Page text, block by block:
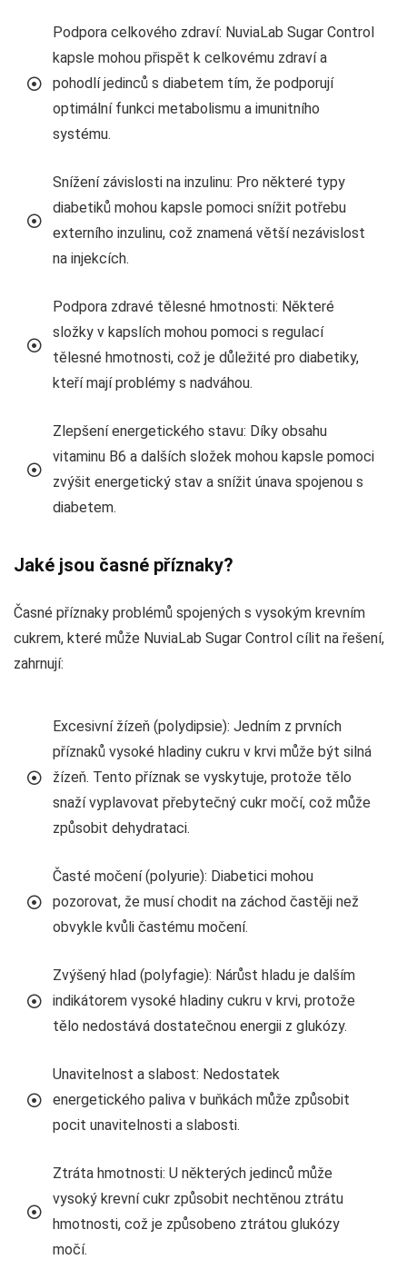
Podpora celkového zdraví: NuviaLab Sugar Control
kapsle mohou přispět k celkovému zdraví a
pohodlí jedinců s diabetem tím, že podporují
optimální funkci metabolismu a imunitního
systému.
Snížení závislosti na inzulinu: Pro některé typy
diabetiků mohou kapsle pomoci snížit potřebu
externího inzulinu, což znamená větší nezávislost
na injekcích.
Podpora zdravé tělesné hmotnosti: Některé
složky v kapslích mohou pomoci s regulací
tělesné hmotnosti, což je důležité pro diabetiky,
kteří mají problémy s nadváhou.
Zlepšení energetického stavu: Díky obsahu
vitaminu B6 a dalších složek mohou kapsle pomoci
zvýšit energetický stav a snížit únava spojenou s
diabetem.
Jaké jsou časné příznaky?
Časné příznaky problémů spojených s vysokým krevním
cukrem, které může NuviaLab Sugar Control cílit na řešení,
zahrnují:
Excesivní žízeň (polydipsie): Jedním z prvních
příznaků vysoké hladiny cukru v krvi může být silná
žízeň. Tento příznak se vyskytuje, protože tělo
snaží vyplavovat přebytečný cukr močí, což může
způsobit dehydrataci.
Časté močení (polyurie): Diabetici mohou
pozorovat, že musí chodit na záchod častěji než
obvykle kvůli častému močení.
Zvýšený hlad (polyfagie): Nárůst hladu je dalším
indikátorem vysoké hladiny cukru v krvi, protože
tělo nedostává dostatečnou energii z glukózy.
Unavitelnost a slabost: Nedostatek
energetického paliva v buňkách může způsobit
pocit unavitelnosti a slabosti.
Ztráta hmotnosti: U některých jedinců může
vysoký krevní cukr způsobit nechtěnou ztrátu
hmotnosti, což je způsobeno ztrátou glukózy
močí.